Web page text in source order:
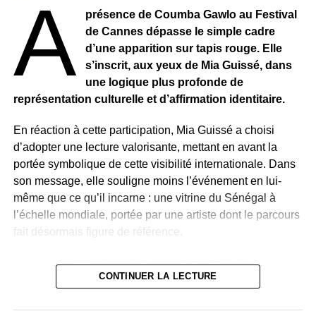
des enjeux du cinéma africain.
a
présence de Coumba Gawlo au Festival
de Cannes dépasse le simple cadre
d’une apparition sur tapis rouge. Elle
s’inscrit, aux yeux de Mia Guissé, dans
une logique plus profonde de
représentation culturelle et d’affirmation identitaire.
En réaction à cette participation, Mia Guissé a choisi
d’adopter une lecture valorisante, mettant en avant la
portée symbolique de cette visibilité internationale. Dans
son message, elle souligne moins l’événement en lui-
même que ce qu’il incarne : une vitrine du Sénégal à
l’échelle mondiale, portée par une artiste dont le parcours
fait désormais figure de référence.
Une présence interprétée comme un acte de
médiatique, Mia Guissé y voit un acte de projection
CONTINUER LA LECTURE